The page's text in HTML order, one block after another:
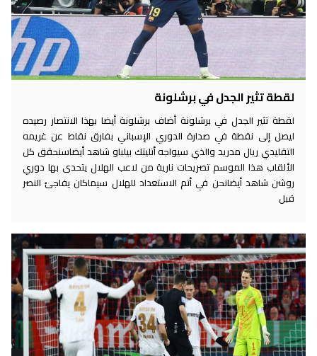
لقطة تثير الجدل في برشلونة
لقطة تثير الجدل في برشلونة أضاف برشلونة أيضا بهذا الانتصار رصيده
ليصل إلى نقطة في صدارة الدوري الإسباني بفارق نقاط عن غريمه
التقليدي ريال مدريد والذي سيواجه أتليتك بيلباو شاهد أيضاسنحقق كل
الألقاب هذا الموسم تصريحات نارية من لاعب الهلال يتحدى بها دوري
روشن شاهد أيضانحن في أتم الاستعداد للهلال سيماكان يفاجئ النصر
قبل